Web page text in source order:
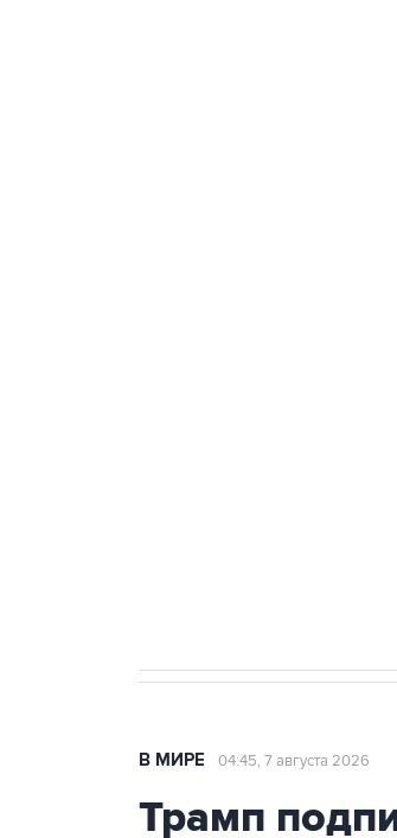
В МИРЕ 04:45, 7 августа 2026
Трамп